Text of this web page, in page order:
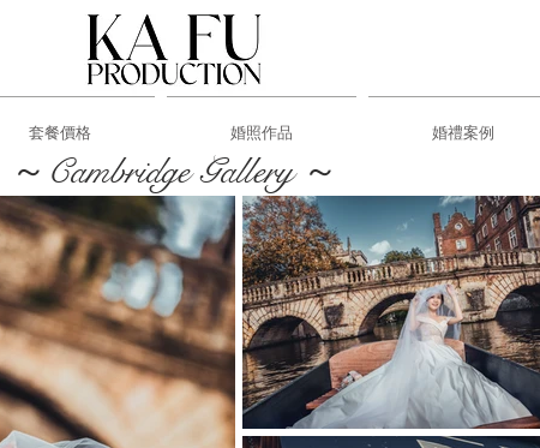
套餐價格 婚照作品 婚禮案例
～Cambridge Gallery ～